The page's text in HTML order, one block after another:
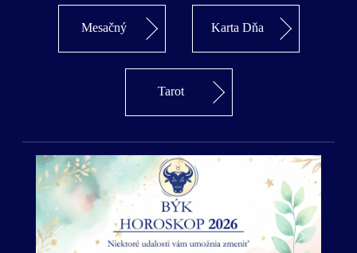
Mesačný Karta Dňa
Tarot
Predošlý Ďalší